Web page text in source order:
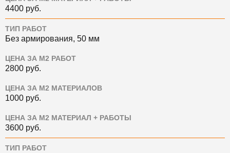
4400 руб.
ТИП РАБОТ
Без армирования, 50 мм
ЦЕНА ЗА М2 РАБОТ
2800 руб.
ЦЕНА ЗА М2 МАТЕРИАЛОВ
1000 руб.
ЦЕНА ЗА М2 МАТЕРИАЛ + РАБОТЫ
3600 руб.
ТИП РАБОТ